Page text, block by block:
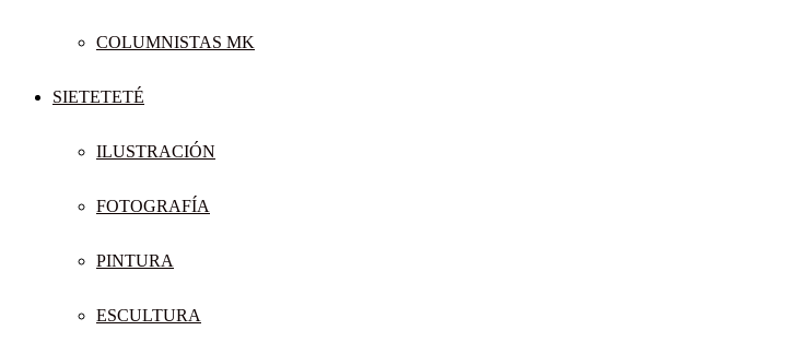
COLUMNISTAS MK
SIETETETÉ
ILUSTRACIÓN
FOTOGRAFÍA
PINTURA
ESCULTURA